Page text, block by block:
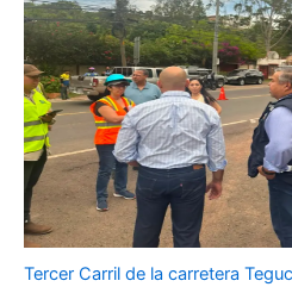
Tercer Carril de la carretera